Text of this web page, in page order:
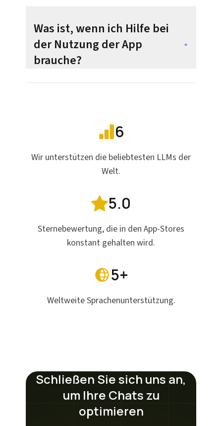
Was ist, wenn ich Hilfe bei
der Nutzung der App
brauche?
6
Wir unterstützen die beliebtesten LLMs der
Welt.
5.0
Sternebewertung, die in den App-Stores
konstant gehalten wird.
5+
Weltweite Sprachenunterstützung.
Schließen Sie sich uns an,
um Ihre Chats zu
optimieren